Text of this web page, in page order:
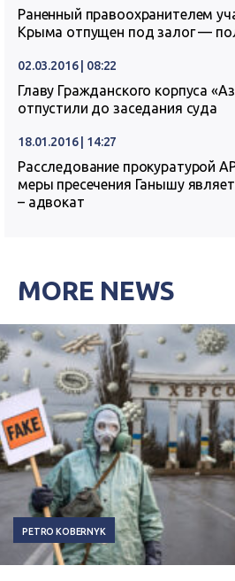
Раненный правоохранителем
Крыма отпущен под залог —
02.03.2016 | 08:22
Главу Гражданского корпуса
отпустили до заседания суда
18.01.2016 | 14:27
Расследование прокуратурой
меры пресечения Ганышу
– адвокат
MORE NEWS
PETRO KOBERNYK